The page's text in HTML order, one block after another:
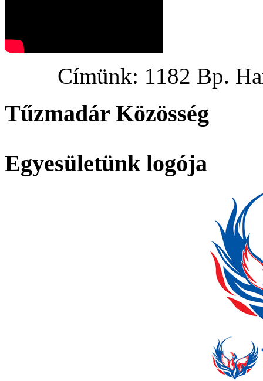
Címünk: 1182 Bp.
Tűzmadár Közösség
Egyesületünk logója